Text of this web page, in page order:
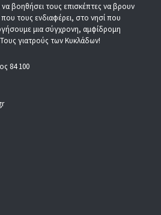
βοηθήσει τους επισκέπτες να βρουν
τους ενδιαφέρει, στο νησί που
μια σύγχρονη, αμφίδρομη
γιατρούς των Κυκλάδων!
84 100